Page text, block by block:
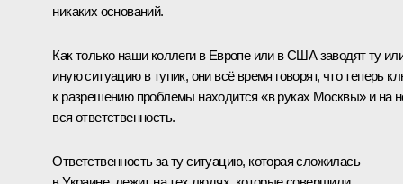
никаких оснований.
Как только наши коллеги в Европе или в США заводят ту
иную ситуацию в тупик, они всё время говорят, что теперь
к разрешению проблемы находится «в руках Москвы» и на
вся ответственность.
Ответственность за ту ситуацию, которая сложилась